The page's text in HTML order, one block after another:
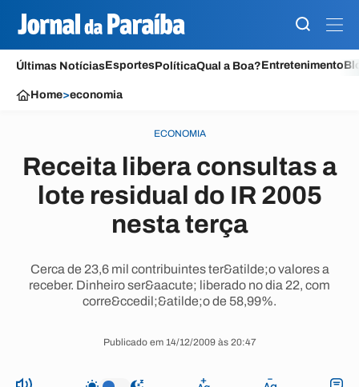
Últimas NotíciasEsportesPolíticaQual a Boa?Entretenimento
Home>economia
ECONOMIA
Receita libera consultas a
lote residual do IR 2005
nesta terça
Cerca de 23,6 mil contribuintes ter&atilde;o valores a
receber. Dinheiro ser&aacute; liberado no dia 22, com
corre&ccedil;&atilde;o de 58,99%.
Publicado em 14/12/2009 às 20:47